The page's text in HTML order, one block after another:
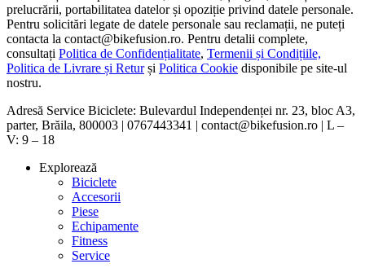
prelucrării, portabilitatea datelor și opoziție privind datele personale.
Pentru solicitări legate de datele personale sau reclamații, ne puteți
contacta la contact@bikefusion.ro. Pentru detalii complete,
consultați Politica de Confidențialitate, Termenii și Condițiile,
Politica de Livrare și Returși Politica Cookie disponibile pe site-ul
nostru.
Adresă Service Biciclete: Bulevardul Independenței nr. 23, bloc A3,
parter, Brăila, 800003 | 0767443341 | contact@bikefusion.ro | L –
V: 9 – 18
Explorează
Biciclete
Accesorii
Piese
Echipamente
Fitness
Service